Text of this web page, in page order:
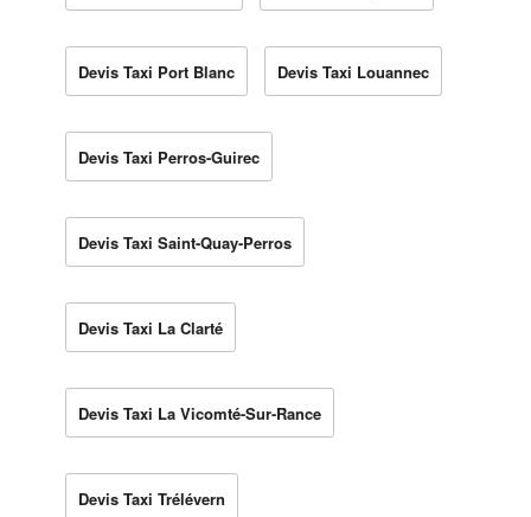
Devis Taxi Port Blanc Devis Taxi Louannec
Devis Taxi Perros-Guirec
Devis Taxi Saint-Quay-Perros
Devis Taxi La Clarté
Devis Taxi La Vicomté-Sur-Rance
Devis Taxi Trélévern